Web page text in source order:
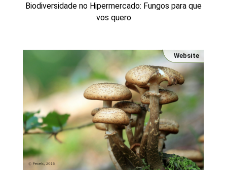
Biodiversidade no Hipermercado: Fungos para que
vos quero
Website